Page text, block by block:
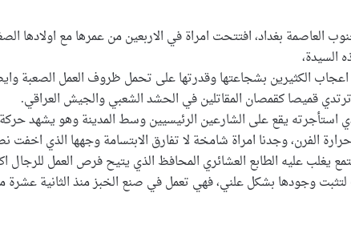
الديوانية (180كم) جنوب العاصمة بغداد، افتتحت امراة في الاربعين من عمرها
السيدة،
قميصا كقمصان المقاتلين في الحشد الشعبي والجيش العراقي.
استأجرته يقع على الشارعين الرئيسيين وسط المدينة وهو يشهد
الفرن، وجدنا امراة شامخة لا تفارق الابتسامة وجهها الذي اخفت
يغلب عليه الطابع العشائري المحافظ الذي يتيح فرص العمل للرجال
لتثبت وجودها بشكل علني، فهي تعمل في صنع الخبز منذ الثانية